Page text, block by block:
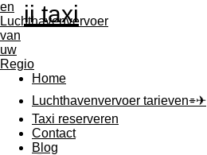
ii taxi
Home
Luchthavenvervoer tarieven⌯✈︎
Taxi reserveren
Contact
Blog